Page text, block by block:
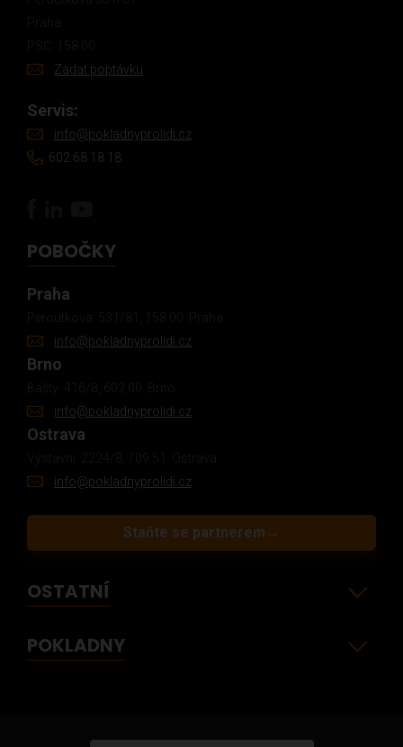
Zadat poptávku
Servis:
info@pokladnyprolidi.cz
602 68 18 18
POBOČKY
Praha
info@pokladnyprolidi.cz
Brno
info@pokladnyprolidi.cz
Ostrava
info@pokladnyprolidi.cz
Staňte se partnerem →
OSTATNÍ
POKLADNY